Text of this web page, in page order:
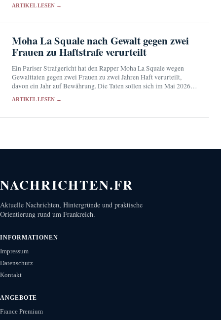
ARTIKEL LESEN →
Moha La Squale nach Gewalt gegen zwei
Frauen zu Haftstrafe verurteilt
Ein Pariser Strafgericht hat den Rapper Moha La Squale wegen
Gewalttaten gegen zwei Frauen zu zwei Jahren Haft verurteilt,
davon ein Jahr auf Bewährung. Die Taten sollen sich im Mai 2026 in
ARTIKEL LESEN →
NACHRICHTEN.FR
Aktuelle Nachrichten, Hintergründe und praktische
Orientierung rund um Frankreich.
INFORMATIONEN
Impressum
Datenschutz
Kontakt
ANGEBOTE
France Premium